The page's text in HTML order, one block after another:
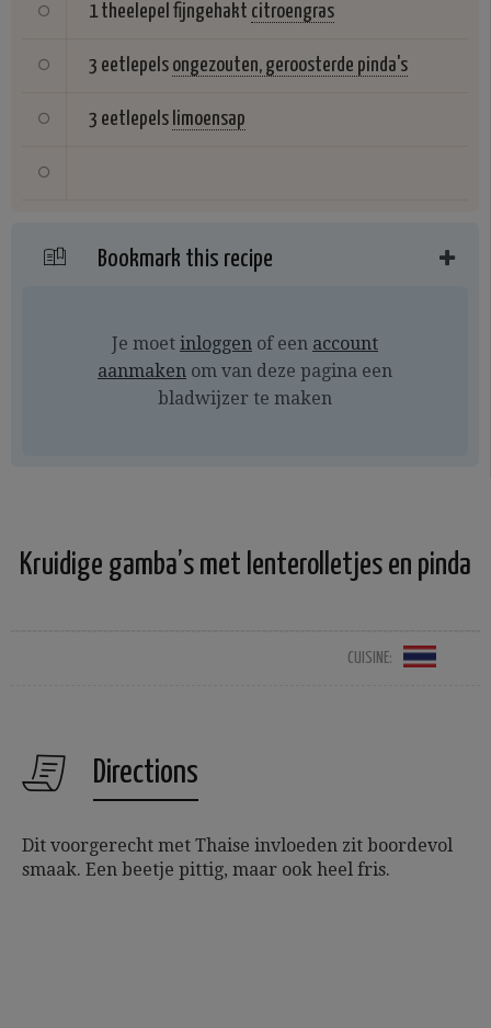
1 theelepel fijngehakt citroengras
3 eetlepels ongezouten, geroosterde pinda's
3 eetlepels limoensap
Bookmark this recipe
Je moet inloggen of een account
aanmaken om van deze pagina een
bladwijzer te maken
Kruidige gamba’s met lenterolletjes en pinda
CUISINE:
Directions
Dit voorgerecht met Thaise invloeden zit boordevol
smaak. Een beetje pittig, maar ook heel fris.